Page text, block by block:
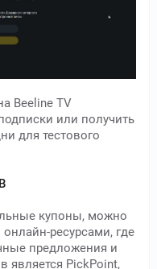
Beeline TV
или получить
для тестового
купоны, можно
ресурсами, где
предложения и
является PickPoint,